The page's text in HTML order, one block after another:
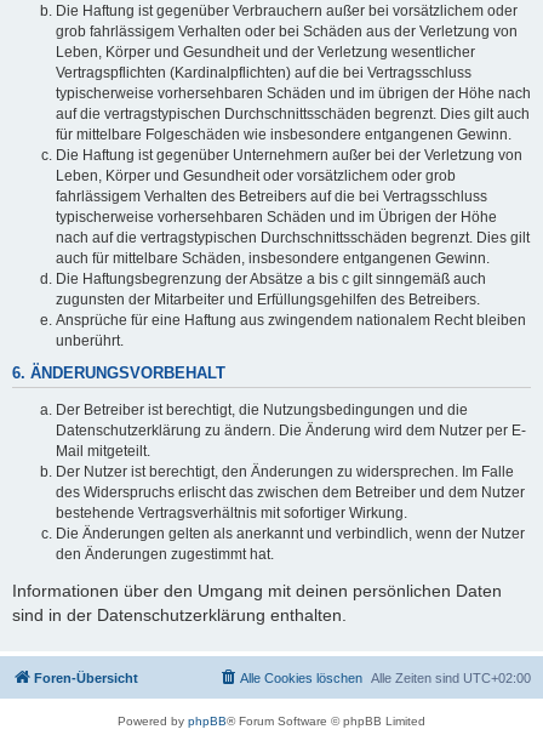
Die Haftung ist gegenüber Verbrauchern außer bei vorsätzlichem oder
grob fahrlässigem Verhalten oder bei Schäden aus der Verletzung von
Leben, Körper und Gesundheit und der Verletzung wesentlicher
Vertragspflichten (Kardinalpflichten) auf die bei Vertragsschluss
typischerweise vorhersehbaren Schäden und im übrigen der Höhe nach
auf die vertragstypischen Durchschnittsschäden begrenzt. Dies gilt auch
für mittelbare Folgeschäden wie insbesondere entgangenen Gewinn.
Die Haftung ist gegenüber Unternehmern außer bei der Verletzung von
Leben, Körper und Gesundheit oder vorsätzlichem oder grob
fahrlässigem Verhalten des Betreibers auf die bei Vertragsschluss
typischerweise vorhersehbaren Schäden und im Übrigen der Höhe
nach auf die vertragstypischen Durchschnittsschäden begrenzt. Dies gilt
auch für mittelbare Schäden, insbesondere entgangenen Gewinn.
Die Haftungsbegrenzung der Absätze a bis c gilt sinngemäß auch
zugunsten der Mitarbeiter und Erfüllungsgehilfen des Betreibers.
Ansprüche für eine Haftung aus zwingendem nationalem Recht bleiben
unberührt.
6. ÄNDERUNGSVORBEHALT
Der Betreiber ist berechtigt, die Nutzungsbedingungen und die
Datenschutzerklärung zu ändern. Die Änderung wird dem Nutzer per E-
Mail mitgeteilt.
Der Nutzer ist berechtigt, den Änderungen zu widersprechen. Im Falle
des Widerspruchs erlischt das zwischen dem Betreiber und dem Nutzer
bestehende Vertragsverhältnis mit sofortiger Wirkung.
Die Änderungen gelten als anerkannt und verbindlich, wenn der Nutzer
den Änderungen zugestimmt hat.
Informationen über den Umgang mit deinen persönlichen Daten
sind in der Datenschutzerklärung enthalten.
Foren-Übersicht Alle Zeiten sind UTC+02:00
Alle Cookies löschen
Powered by phpBB® Forum Software © phpBB Limited